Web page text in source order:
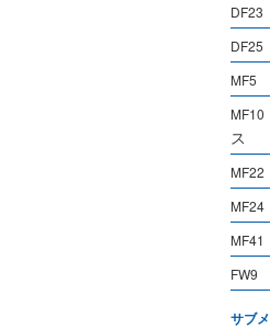
DF23
DF25
MF5
MF10
ス
MF22
MF24
MF41
FW9
サブ